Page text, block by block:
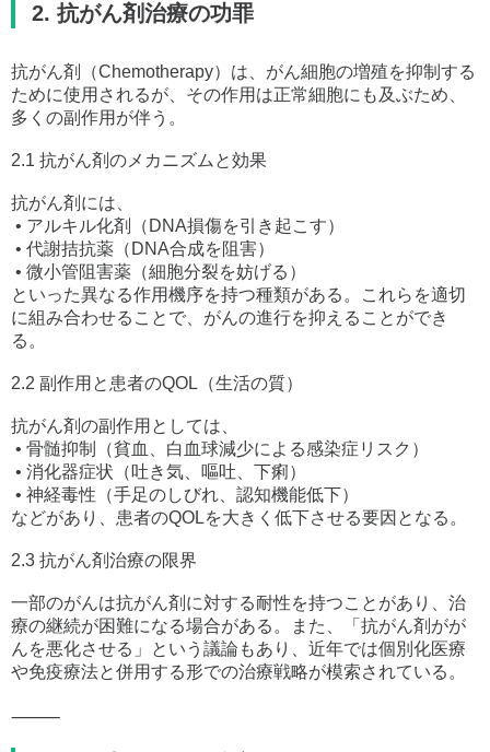
2. 抗がん剤治療の功罪
抗がん剤（Chemotherapy）は、がん細胞の増殖を抑制する
ために使用されるが、その作用は正常細胞にも及ぶため、
多くの副作用が伴う。
2.1 抗がん剤のメカニズムと効果
抗がん剤には、
• アルキル化剤（DNA損傷を引き起こす）
• 代謝拮抗薬（DNA合成を阻害）
• 微小管阻害薬（細胞分裂を妨げる）
といった異なる作用機序を持つ種類がある。これらを適切
に組み合わせることで、がんの進行を抑えることができ
る。
2.2 副作用と患者のQOL（生活の質）
抗がん剤の副作用としては、
• 骨髄抑制（貧血、白血球減少による感染症リスク）
• 消化器症状（吐き気、嘔吐、下痢）
• 神経毒性（手足のしびれ、認知機能低下）
などがあり、患者のQOLを大きく低下させる要因となる。
2.3 抗がん剤治療の限界
一部のがんは抗がん剤に対する耐性を持つことがあり、治
療の継続が困難になる場合がある。また、「抗がん剤がが
んを悪化させる」という議論もあり、近年では個別化医療
や免疫療法と併用する形での治療戦略が模索されている。
⸻